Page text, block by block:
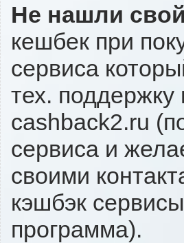
Не нашли
кешбек при
сервиса
тех. поддержку
cashback2.ru
сервиса и
своими
кэшбэк
программа).